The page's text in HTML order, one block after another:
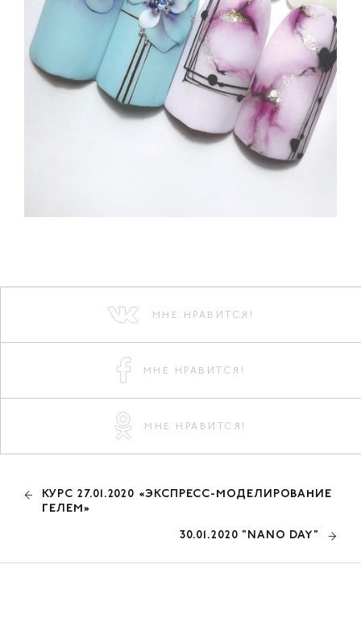
МНЕ НРАВИТСЯ!
МНЕ НРАВИТСЯ!
МНЕ НРАВИТСЯ!
КУРС 27.01.2020 «ЭКСПРЕСС-МОДЕЛИРОВАНИЕ
ГЕЛЕМ»
30.01.2020 "NANO DAY"